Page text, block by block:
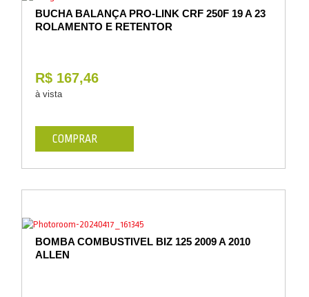
BUCHA BALANÇA PRO-LINK CRF 250F 19 A 23
ROLAMENTO E RETENTOR
R$ 167,46
à vista
COMPRAR
BOMBA COMBUSTIVEL BIZ 125 2009 A 2010
ALLEN